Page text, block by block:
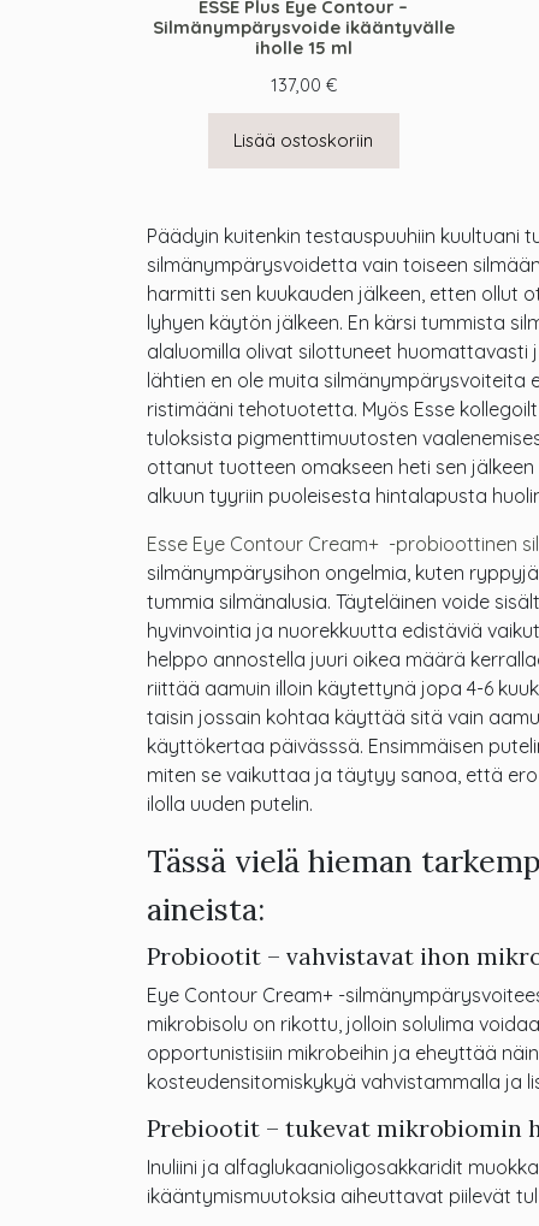
ESSE Plus Eye Contour –
Silmänympärysvoide ikääntyvälle
iholle 15 ml
137,00 €
Lisää ostoskoriin
Päädyin kuitenkin testauspuuhiin kuultuani
silmänympärysvoidetta vain toiseen
harmitti sen kuukauden jälkeen, etten ollut
lyhyen käytön jälkeen. En kärsi tummista
alaluomilla olivat silottuneet huomattavasti
lähtien en ole muita
ristimääni tehotuotetta. Myös Esse
tuloksista pigmenttimuutosten
ottanut tuotteen omakseen heti sen
alkuun tyyriin puoleisesta hintalapusta
Esse Eye Contour Cream+ -probioottinen
silmänympärysihon ongelmia, kuten
tummia silmänalusia. Täyteläinen voide
hyvinvointia ja nuorekkuutta edistäviä
helppo annostella juuri oikea määrä
riittää aamuin illoin käytettynä jopa 4-6
taisin jossain kohtaa käyttää sitä vain
käyttökertaa päivässsä. Ensimmäisen
miten se vaikuttaa ja täytyy sanoa, että
ilolla uuden putelin.
Tässä vielä hieman
aineista:
Probiootit – vahvistavat ihon
Eye Contour Cream+ -
mikrobisolu on rikottu, jolloin solulima
opportunistisiin mikrobeihin ja eheyttää
kosteudensitomiskykyä vahvistammalla ja
Prebiootit – tukevat mikrobiomin
Inuliini ja alfaglukaanioligosakkaridit
ikääntymismuutoksia aiheuttavat piilevät